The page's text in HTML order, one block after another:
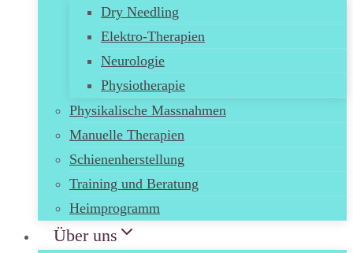
Dry Needling
Elektro-Therapien
Neurologie
Physiotherapie
Physikalische Massnahmen
Manuelle Therapien
Schienenherstellung
Training und Beratung
Heimprogramm
Über uns